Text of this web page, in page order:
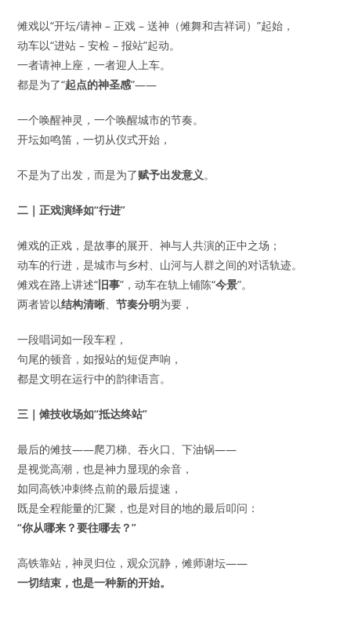
傩戏以“开坛/请神 – 正戏 – 送神（傩舞和吉祥词）”起始，
动车以“进站 – 安检 – 报站”起动。
一者请神上座，一者迎人上车。
都是为了“起点的神圣感”——
一个唤醒神灵，一个唤醒城市的节奏。
开坛如鸣笛，一切从仪式开始，
不是为了出发，而是为了赋予出发意义。
二｜正戏演绎如“行进”
傩戏的正戏，是故事的展开、神与人共演的正中之场；
动车的行进，是城市与乡村、山河与人群之间的对话轨迹。
傩戏在路上讲述“旧事”，动车在轨上铺陈“今景”。
两者皆以结构清晰、节奏分明为要，
一段唱词如一段车程，
句尾的顿音，如报站的短促声响，
都是文明在运行中的韵律语言。
三｜傩技收场如“抵达终站”
最后的傩技——爬刀梯、吞火口、下油锅——
是视觉高潮，也是神力显现的余音，
如同高铁冲刺终点前的最后提速，
既是全程能量的汇聚，也是对目的地的最后叩问：
“你从哪来？要往哪去？”
高铁靠站，神灵归位，观众沉静，傩师谢坛——
一切结束，也是一种新的开始。